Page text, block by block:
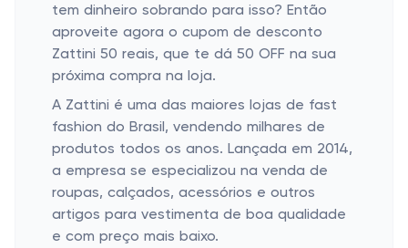
tem dinheiro sobrando para isso? Então
aproveite agora o cupom de desconto
Zattini 50 reais, que te dá 50 OFF na sua
próxima compra na loja.
A Zattini é uma das maiores lojas de fast
fashion do Brasil, vendendo milhares de
produtos todos os anos. Lançada em 2014,
a empresa se especializou na venda de
roupas, calçados, acessórios e outros
artigos para vestimenta de boa qualidade
e com preço mais baixo.